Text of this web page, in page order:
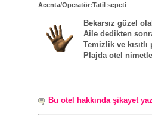
Acenta/Operatör:Tatil sepeti
Bekarsız güzel
Aile dedikten
Temizlik ve
Plajda otel
Bu otel hakkında şikayet yaz